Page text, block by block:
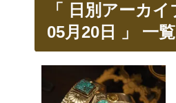
「 日別アーカ
05月20日 」 一覧